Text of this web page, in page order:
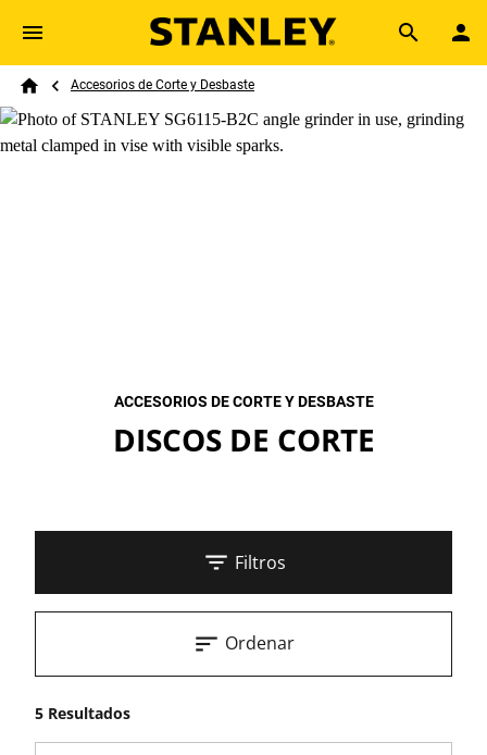
Skip to main content
Search
Breadcrumb
Accesorios de Corte y Desbaste
ACCESORIOS DE CORTE Y DESBASTE
DISCOS DE CORTE
Filtros
5 Resultados
Ordenar